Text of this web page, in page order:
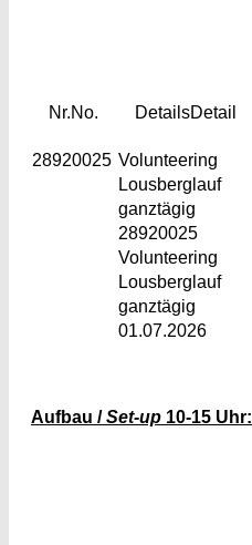
Nr.No. DetailsDetail
28920025 Volunteering
Lousberglauf
ganztägig
28920025
Volunteering
Lousberglauf
ganztägig
01.07.2026
Aufbau /Set-up 10-15 Uhr: